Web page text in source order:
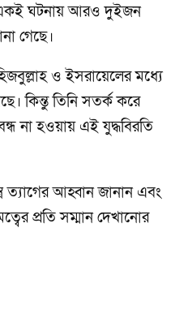
ঘটনায় আরও দুইজন
গেছে।
ও ইসরায়েলের মধ্যে
কিন্তু তিনি সতর্ক করে
না হওয়ায় এই যুদ্ধবিরতি
ত্যাগের আহ্বান জানান এবং
প্রতি সম্মান দেখানোর